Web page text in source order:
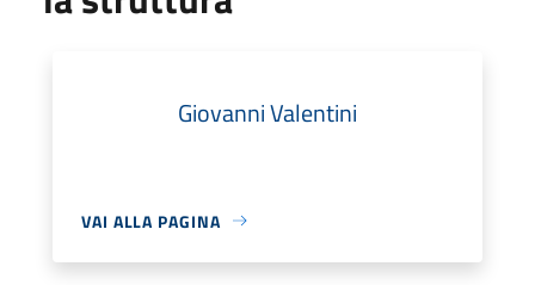
Giovanni Valentini
VAI ALLA PAGINA